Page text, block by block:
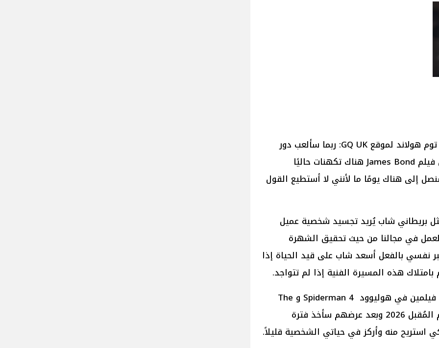
وبحسب موقع Variety قال الممثل توم هولاند لموقع GQ UK: ربما سألعب دور
"جيمس بوند" في الجزء الجديد من فيلم James Bond هناك تكهنات حاليًا
إلى هناك يومًا ما لأنني لا أستطيع القول
بريطاني شاب يُريد تجسيد شخصية عميل
في مجالنا من حيث تحقيق الشهرة
نفسي بالفعل أسعد شاب على قيد الحياة إذا
هذه المسيرة الفنية إذا لم تتواجد.
وتابع توم هولاند: أصور حالياً أضخم فيلمين في هوليوود Spiderman 4 و The
Odyssey وسيتم عرضهم في العام المُقبل 2026 وبعد عرضهم سأخذ فترة
استريح منه وأركز في حياتي الشخصية قليلاً.